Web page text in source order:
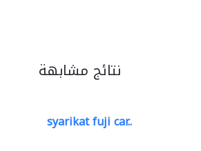
نتائج مشابهة
syarikat fuji car..